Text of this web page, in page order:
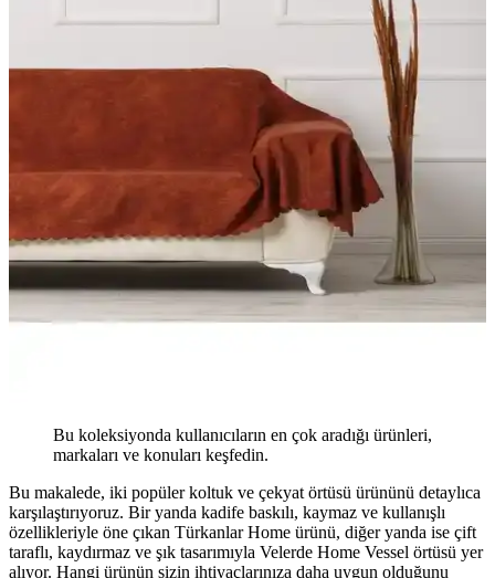
Bu koleksiyonda kullanıcıların en çok aradığı ürünleri,
markaları ve konuları keşfedin.
Bu makalede, iki popüler koltuk ve çekyat örtüsü ürününü detaylıca
karşılaştırıyoruz. Bir yanda kadife baskılı, kaymaz ve kullanışlı
özellikleriyle öne çıkan Türkanlar Home ürünü, diğer yanda ise çift
taraflı, kaydırmaz ve şık tasarımıyla Velerde Home Vessel örtüsü yer
alıyor. Hangi ürünün sizin ihtiyaçlarınıza daha uygun olduğunu